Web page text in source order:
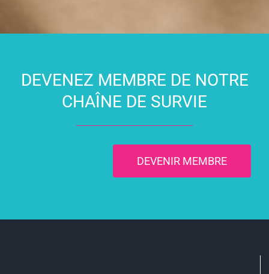
DEVENEZ MEMBRE DE NOTRE
CHAÎNE DE SURVIE
DEVENIR MEMBRE